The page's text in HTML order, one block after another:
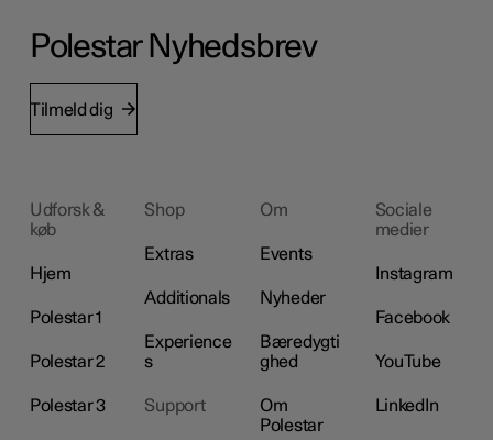
Polestar Nyhedsbrev
Tilmeld dig
Udforsk &
køb
Hjem
Polestar 1
Polestar 2
Polestar 3
Shop
Extras
Additionals
Experience
s
Support
Om
Events
Nyheder
Bæredygti
ghed
Om
Polestar
Sociale
medier
Instagram
Facebook
YouTube
LinkedIn